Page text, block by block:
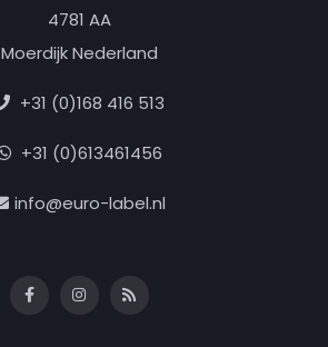
4781 AA
Moerdijk Nederland
+31 (0)168 416 513
+31 (0)613461456
info@euro-label.nl